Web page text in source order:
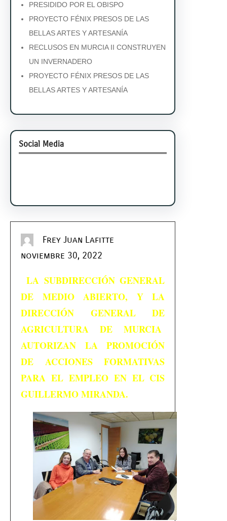
PRESIDIDO POR EL OBISPO
PROYECTO FÉNIX PRESOS DE LAS
BELLAS ARTES Y ARTESANÍA
RECLUSOS EN MURCIA II CONSTRUYEN
UN INVERNADERO
PROYECTO FÉNIX PRESOS DE LAS
BELLAS ARTES Y ARTESANÍA
Social Media
Frey Juan Lafitte
noviembre 30, 2022
LA SUBDIRECCIÓN GENERAL
DE MEDIO ABIERTO, Y LA
DIRECCIÓN GENERAL DE
AGRICULTURA DE MURCIA
AUTORIZAN LA PROMOCIÓN
DE ACCIONES FORMATIVAS
PARA EL EMPLEO EN EL CIS
GUILLERMO MIRANDA.